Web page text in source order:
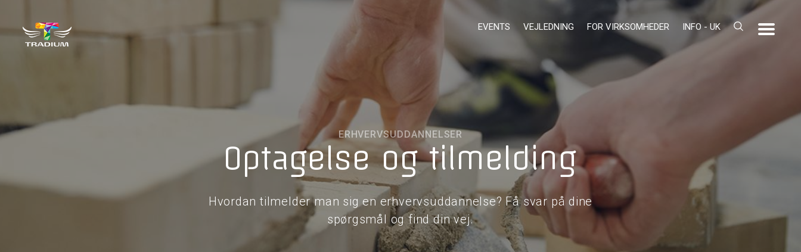
EVENTS VEJLEDNING FOR VIRKSOMHEDER INFO - UK
ERHVERVSUDDANNELSER
Optagelse og tilmelding
Hvordan tilmelder man sig en erhvervsuddannelse? Få svar på dine
spørgsmål og find din vej.